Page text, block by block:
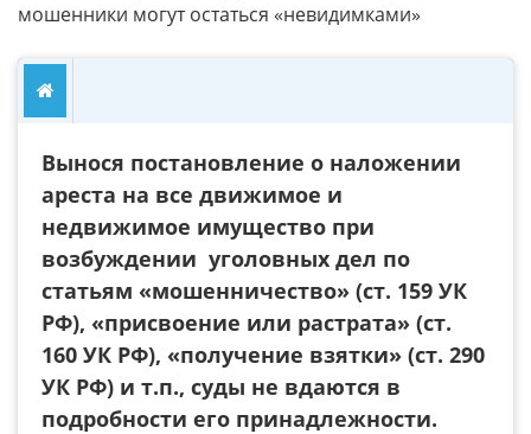
мошенники могут остаться «невидимками»
Вынося постановление о наложении
ареста на все движимое и
недвижимое имущество при
возбуждении уголовных дел по
статьям «мошенничество» (ст. 159 УК
РФ), «присвоение или растрата» (ст.
160 УК РФ), «получение взятки» (ст. 290
УК РФ) и т.п., суды не вдаются в
подробности его принадлежности.